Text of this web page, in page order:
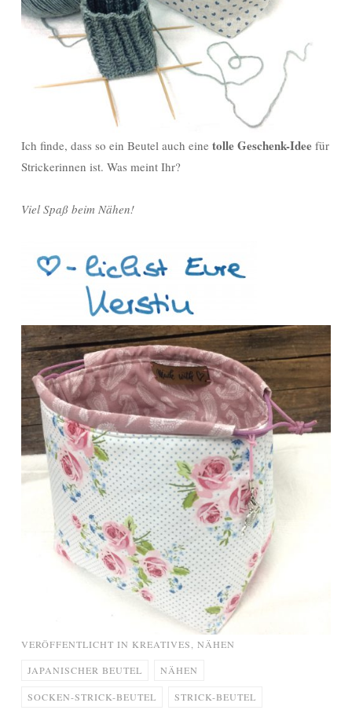
Ich finde, dass so ein Beutel auch eine tolle Geschenk-Idee für
Strickerinnen ist. Was meint Ihr?
Viel Spaß beim Nähen!
VERÖFFENTLICHT IN KREATIVES NÄHEN
JAPANISCHER BEUTEL NÄHEN
SOCKEN-STRICK-BEUTEL STRICK-BEUTEL